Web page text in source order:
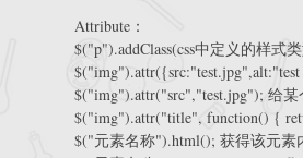
Attribute：
$("p").addClass(css中定义的样式
$("img").attr("src","test.jpg"); 给
$("img").attr("title", function() {
$("元素名称").html(); 获得该元素